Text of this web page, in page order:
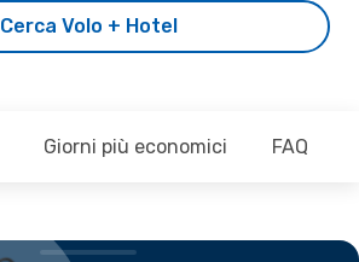
Cerca Volo + Hotel
Giorni più economici FAQ